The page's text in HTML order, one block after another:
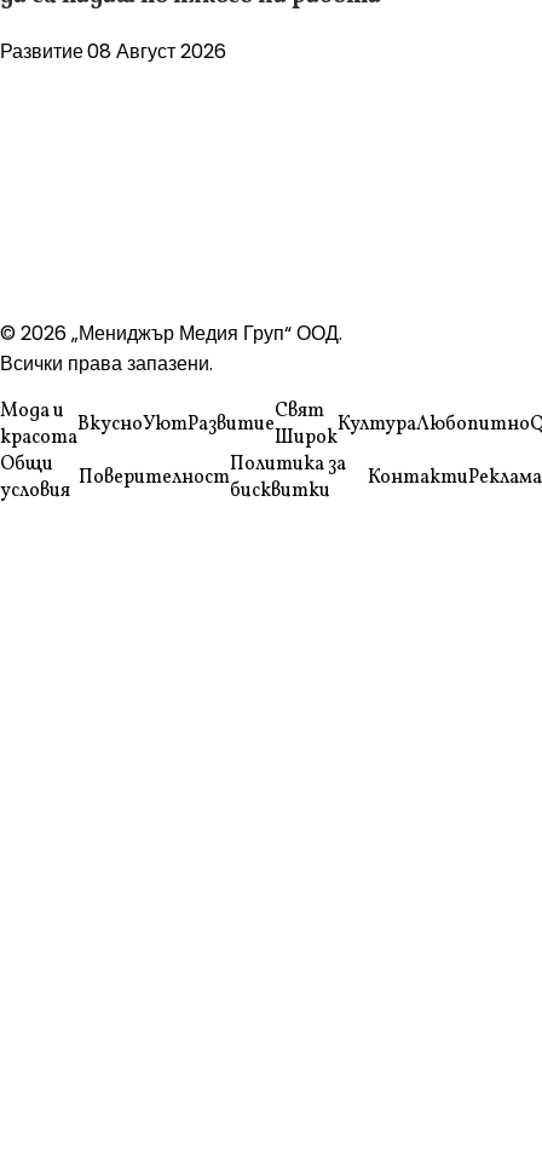
Развитие08 Август 2026
© 2026 „Мениджър Медия Груп“ ООД.
Всички права запазени.
Мода и
красотаВкусноУютРазвитиеСвят
ШирокКултураЛюбопитно
Общи
условия ПоверителностПолитика за
бисквитки
КонтактиРеклама